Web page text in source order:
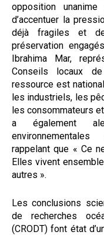
opposition
d’accentuer la
déjà fragiles et
préservation
Ibrahima Mar,
Conseils locaux
ressource est
les industriels, les
les consommateurs
a également
rappelant que « Ce
Elles vivent
autres ».
Les conclusions
de recherches
(CRODT) font état